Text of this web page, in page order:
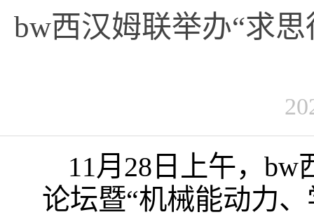
bw西汉姆联举办“求
11月28日上午，bw
论坛暨“机械能动力